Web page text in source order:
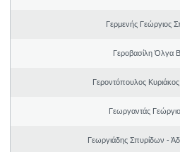
Γερμενής Γεώργιος
Γεροβασίλη Όλγα
Γεροντόπουλος
Γεωργαντάς
Γεωργιάδης Σπυρίδων -